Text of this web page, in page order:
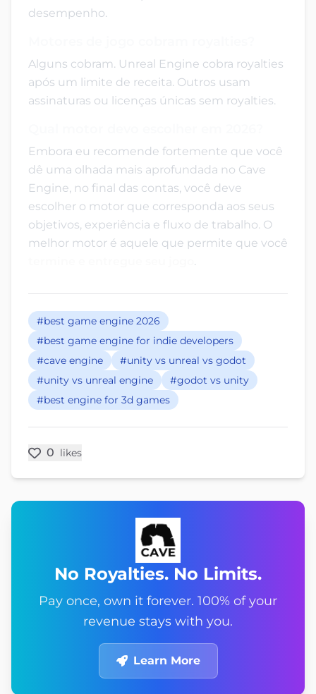
desempenho.
Alguns cobram. Unreal Engine cobra royalties
após um limite de receita. Outros usam
assinaturas ou licenças únicas sem royalties.
Embora eu recomende fortemente que você
dê uma olhada mais aprofundada no Cave
Engine, no final das contas, você deve
escolher o motor que corresponda aos seus
objetivos, experiência e fluxo de trabalho. O
melhor motor é aquele que permite que você
.
#best game engine 2026
#best game engine for indie developers
#cave engine
#unity vs unreal vs godot
#unity vs unreal engine
#godot vs unity
#best engine for 3d games
0 likes
No Royalties. No Limits.
Pay once, own it forever. 100% of your
revenue stays with you.
Learn More